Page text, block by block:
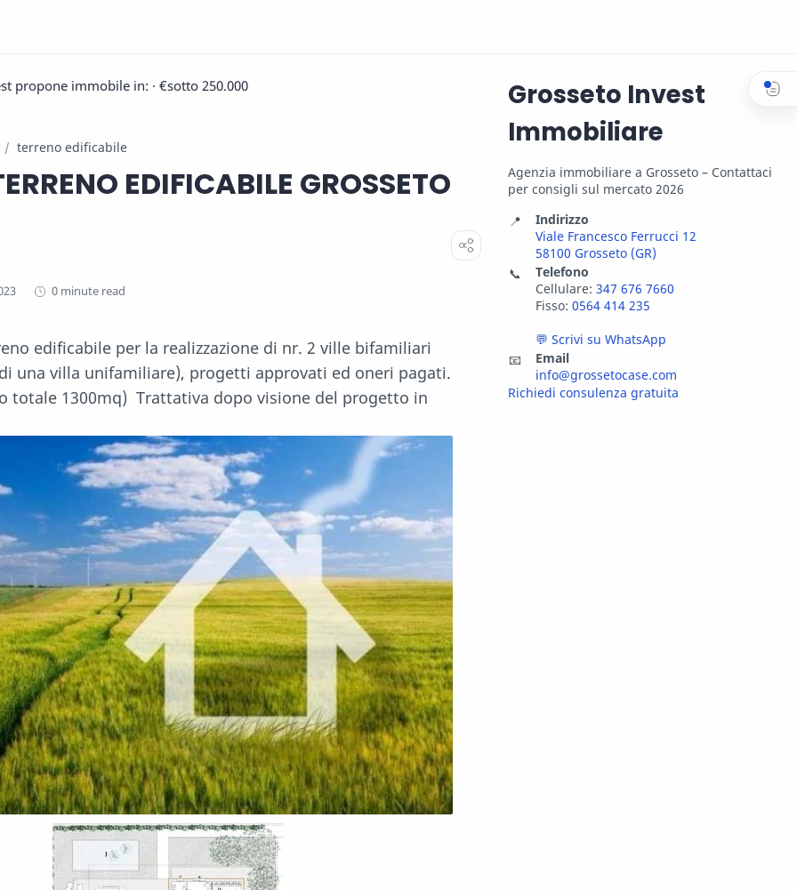
propone immobile in: · €sotto 250.000
terreno edificabile
EDIFICABILE GROSSETO
0 minute read
edificabile per la realizzazione di nr. 2 ville bifamiliari
una villa unifamiliare), progetti approvati ed oneri pagati.
totale 1300mq) Trattativa dopo visione del progetto in
Grosseto Invest
Immobiliare
Agenzia immobiliare a Grosseto – Contattaci
per consigli sul mercato 2026
📍
Indirizzo
Viale Francesco Ferrucci 12
58100 Grosseto (GR)
📞
Telefono
Cellulare: 347 676 7660
Fisso: 0564 414 235
💬 Scrivi su WhatsApp
📧
Email
info@grossetocase.com
Richiedi consulenza gratuita